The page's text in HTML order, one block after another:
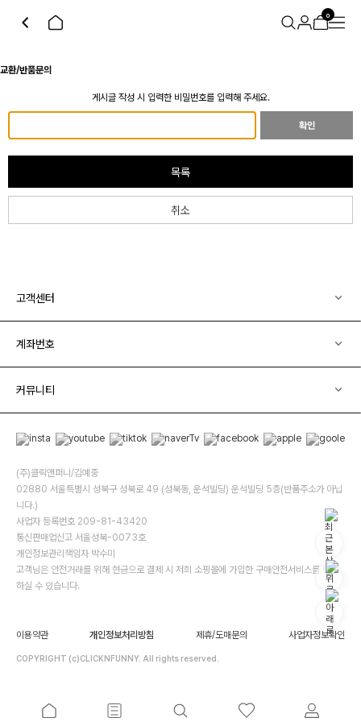
0
교환/반품문의
게시글 작성 시 입력한 비밀번호를 입력해 주세요.
확인
목록
취소
고객센터
계좌번호
커뮤니티
(주)클릭앤퍼니/김예중
02880 서울특별시 성북구 성북로 49 (성북동, 운석빌딩) 운석빌딩 5층(반품주소가 아닙
니다.)
사업자 등록번호 209-81-43420
통신판매업신고 서울성북-0073호
개인정보관리책임자 박수미
고객님은 안전거래를 위해 현금으로 결제 시 저희 소핑몰에 가입한 구매안전서비스를 이용
하실 수 있습니다.
이용약관 개인정보처리방침 제휴/도매문의 사업자정보확인
COPYRIGHT (c)CLICKNFUNNY. All rights reserved.